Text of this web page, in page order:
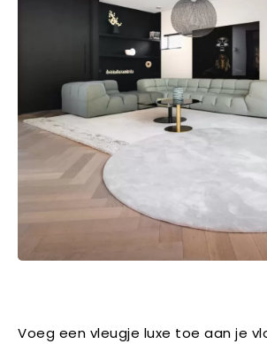
Voeg een vleugje luxe toe aan je